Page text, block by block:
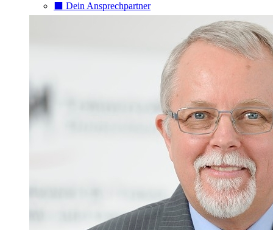
⬛️ Dein Ansprechpartner